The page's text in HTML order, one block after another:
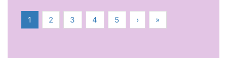
1 2 3 4 5 › »